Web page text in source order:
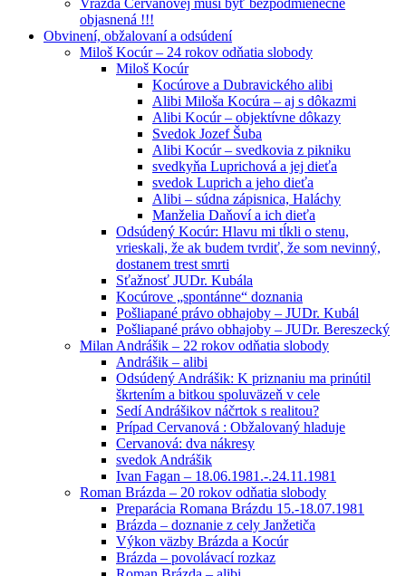
objasnená !!!
Obvinení, obžalovaní a odsúdení
Miloš Kocúr – 24 rokov odňatia slobody
Miloš Kocúr
Kocúrove a Dubravického alibi
Alibi Miloša Kocúra – aj s dôkazmi
Alibi Kocúr – objektívne dôkazy
Svedok Jozef Šuba
Alibi Kocúr – svedkovia z pikniku
svedkyňa Luprichová a jej dieťa
svedok Luprich a jeho dieťa
Alibi – súdna zápisnica, Haláchy
Manželia Daňoví a ich dieťa
Odsúdený Kocúr: Hlavu mi tĺkli o stenu,
vrieskali, že ak budem tvrdiť, že som nevinný,
dostanem trest smrti
Sťažnosť JUDr. Kubála
Kocúrove „spontánne“ doznania
Pošliapané právo obhajoby – JUDr. Kubál
Pošliapané právo obhajoby – JUDr. Bereszecký
Milan Andrášik – 22 rokov odňatia slobody
Andrášik – alibi
Odsúdený Andrášik: K priznaniu ma prinútil
škrtením a bitkou spoluväzeň v cele
Sedí Andrášikov náčrtok s realitou?
Prípad Cervanová : Obžalovaný hladuje
Cervanová: dva nákresy
svedok Andrášik
Ivan Fagan – 18.06.1981.-.24.11.1981
Roman Brázda – 20 rokov odňatia slobody
Preparácia Romana Brázdu 15.-18.07.1981
Brázda – doznanie z cely Janžetiča
Výkon väzby Brázda a Kocúr
Brázda – povolávací rozkaz